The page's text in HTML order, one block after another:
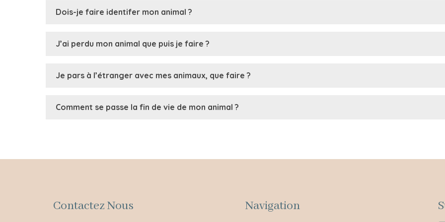
Dois-je faire identifer mon animal ?
J’ai perdu mon animal que puis je faire ?
Je pars à l’étranger avec mes animaux, que faire ?
Comment se passe la fin de vie de mon animal ?
Contactez Nous Navigation